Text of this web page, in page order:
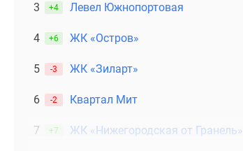
3 +4 Левел Южнопортовая
4 +6 ЖК «Остров»
5 -3 ЖК «Зиларт»
6 -2 Квартал Мит
7 +7 ЖК «Нижегородская от Гранель»